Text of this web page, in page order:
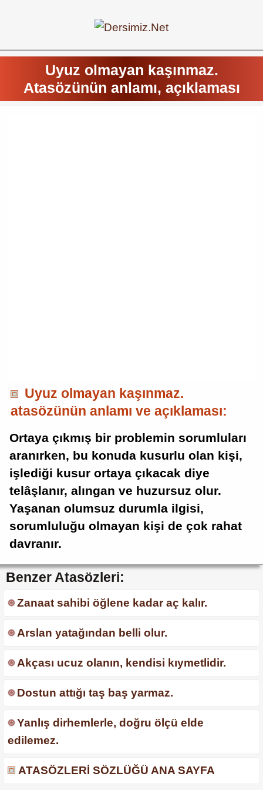
Uyuz olmayan kaşınmaz.
Atasözünün anlamı, açıklaması
Uyuz olmayan kaşınmaz.
atasözünün anlamı ve açıklaması:
Ortaya çıkmış bir problemin sorumluları
aranırken, bu konuda kusurlu olan kişi,
işlediği kusur ortaya çıkacak diye
telâşlanır, alıngan ve huzursuz olur.
Yaşanan olumsuz durumla ilgisi,
sorumluluğu olmayan kişi de çok rahat
davranır.
Benzer Atasözleri:
Zanaat sahibi öğlene kadar aç kalır.
Arslan yatağından belli olur.
Akçası ucuz olanın, kendisi kıymetlidir.
Dostun attığı taş baş yarmaz.
Yanlış dirhemlerle, doğru ölçü elde
edilemez.
ATASÖZLERİ SÖZLÜĞÜ ANA SAYFA